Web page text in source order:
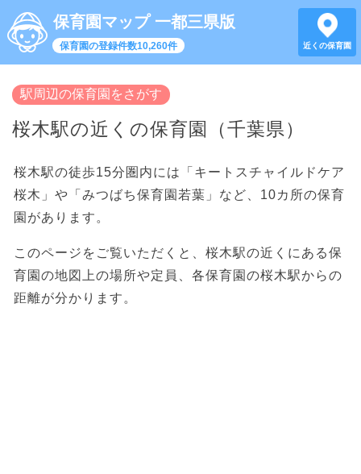
保育園マップ 一都三県版
保育園の登録件数10,260件 近くの保育園
駅周辺の保育園をさがす
桜木駅の近くの保育園（千葉県）
桜木駅の徒歩15分圏内には「キートスチャイルドケア
桜木」や「みつばち保育園若葉」など、10カ所の保育
園があります。
このページをご覧いただくと、桜木駅の近くにある保
育園の地図上の場所や定員、各保育園の桜木駅からの
距離が分かります。